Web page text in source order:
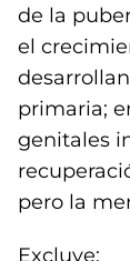
de la
el
primaria;
genitales
pero la
Excluye: